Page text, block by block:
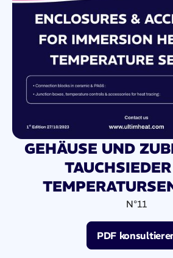
GEHÄUSE UND
N°11
PDF